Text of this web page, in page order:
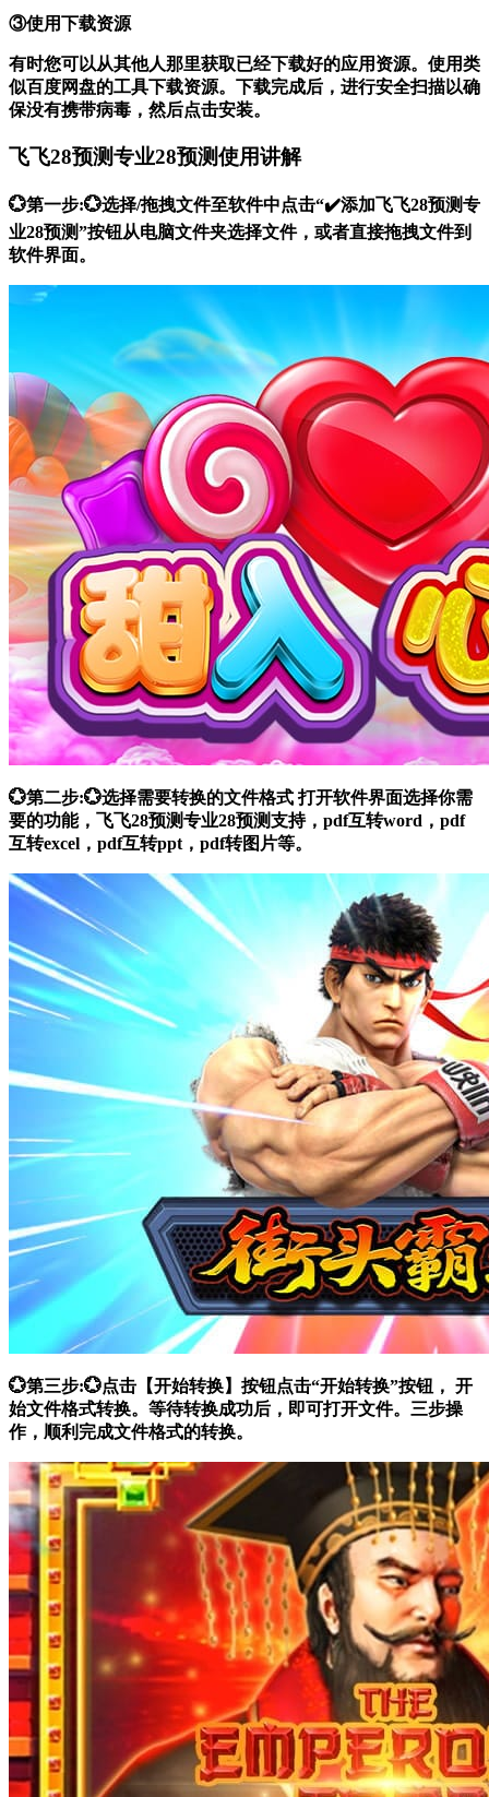
③使用下载资源
有时您可以从其他人那里获取已经下载好的应用资源。使用类
似百度网盘的工具下载资源。下载完成后，进行安全扫描以确
保没有携带病毒，然后点击安装。
飞飞28预测专业28预测使用讲解
💮第一步:💮选择/拖拽文件至软件中点击“✔️添加飞飞28预测专
业28预测”按钮从电脑文件夹选择文件，或者直接拖拽文件到
软件界面。
💮第二步:💮选择需要转换的文件格式 打开软件界面选择你需
要的功能，飞飞28预测专业28预测支持，pdf互转word，pdf
互转excel，pdf互转ppt，pdf转图片等。
💮第三步:💮点击【开始转换】按钮点击“开始转换”按钮， 开
始文件格式转换。等待转换成功后，即可打开文件。三步操
作，顺利完成文件格式的转换。